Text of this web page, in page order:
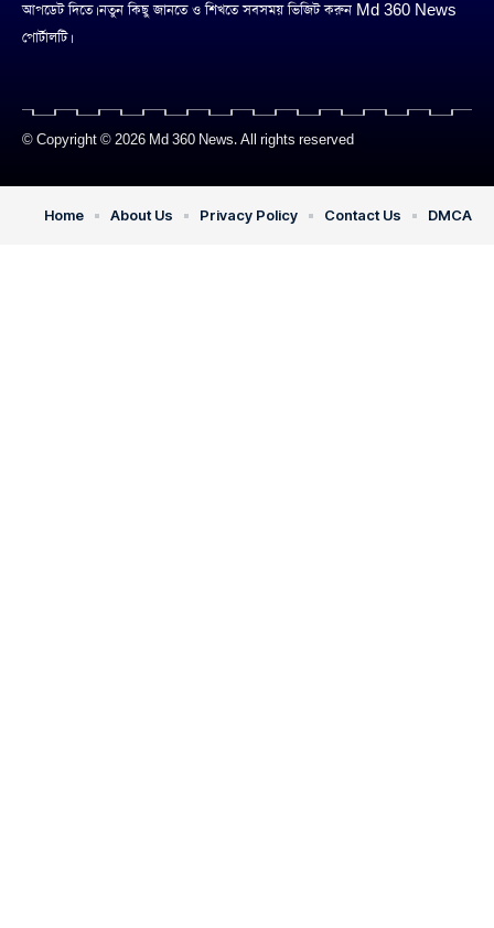
আপডেট দিতে। নতুন কিছু জানতে ও শিখতে সবসময় ভিজিট করুন Md 360 News
পোর্টালটি।
© Copyright © 2026 Md 360 News. All rights reserved
Home About Us Privacy Policy Contact Us DMCA